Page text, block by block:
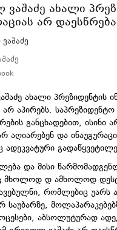
ახალი
არ დაესწრება
ახალი პრეზიდენტის
არ აპირებს.
განცხადებით, ისინი
აღიარებენ და
ადეკვატური
და მისი
მხოლოდ დ ამხოლოდ
რომლებიც უარს
საუბარზე,
აბსოლუტურად